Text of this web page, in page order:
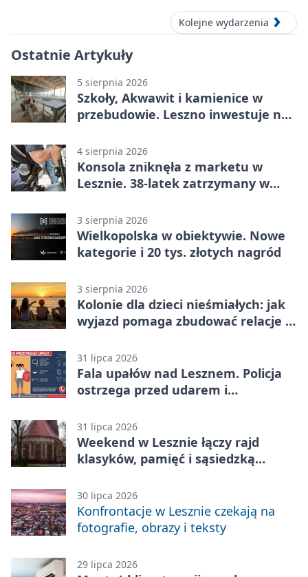
Kolejne wydarzenia
Ostatnie Artykuły
5 sierpnia 2026
Szkoły, Akwawit i kamienice w
przebudowie. Leszno inwestuje na
4 sierpnia 2026
Konsola zniknęła z marketu w
Lesznie. 38-latek zatrzymany w
3 sierpnia 2026
Wielkopolska w obiektywie. Nowe
kategorie i 20 tys. złotych nagród
3 sierpnia 2026
Kolonie dla dzieci nieśmiałych: jak
wyjazd pomaga zbudować relacje z
31 lipca 2026
Fala upałów nad Lesznem. Policja
ostrzega przed udarem i
31 lipca 2026
Weekend w Lesznie łączy rajd
klasyków, pamięć i sąsiedzką
30 lipca 2026
Konfrontacje w Lesznie czekają na
fotografie, obrazy i teksty
29 lipca 2026